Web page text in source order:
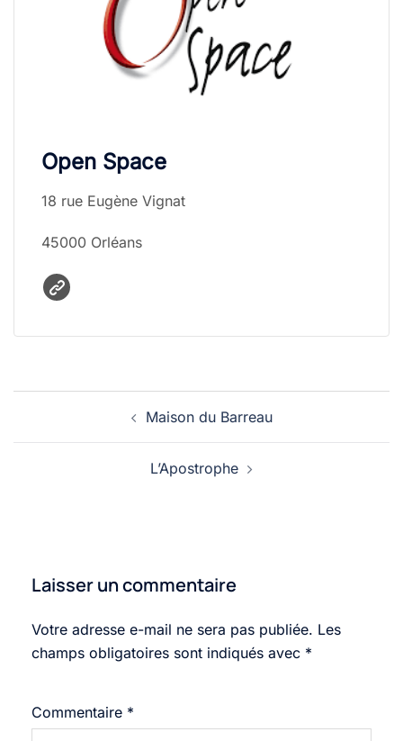
Open Space
18 rue Eugène Vignat
45000 Orléans
d’article
Maison du Barreau
L’Apostrophe
Laisser un commentaire
Votre adresse e-mail ne sera pas publiée. Les
champs obligatoires sont indiqués avec *
Commentaire *